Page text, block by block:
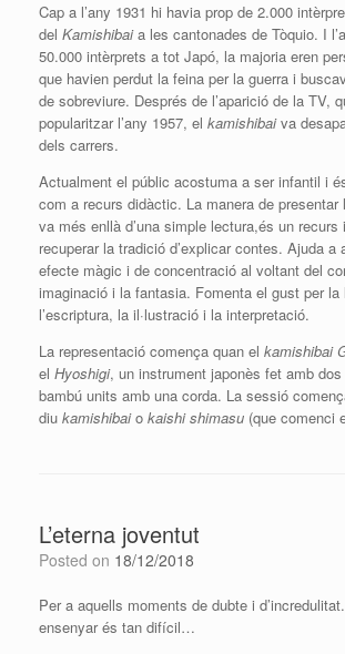
Cap a l’any 1931 hi havia prop de 2.000
del Kamishibaia les cantonades de Tòquio. I
50.000 intèrprets a tot Japó, la majoria eren
que havien perdut la feina per la guerra i
de sobreviure. Després de l’aparició de la TV,
popularitzar l’any 1957, el kamishibaiva
dels carrers.
Actualment el públic acostuma a ser infantil i
com a recurs didàctic. La manera de
va més enllà d’una simple lectura,és un recurs
recuperar la tradició d’explicar contes. Ajuda a
efecte màgic i de concentració al voltant del
imaginació i la fantasia. Fomenta el gust per la
l’escriptura, la il·lustració i la interpretació.
La representació comença quan el kamishibai
el Hyoshigi, un instrument japonès fet amb
bambú units amb una corda. La sessió
diu kamishibaio kaishi shimasu (que comenci
L’eterna joventut
Posted on 18/12/2018
Per a aquells moments de dubte i
ensenyar és tan difícil…